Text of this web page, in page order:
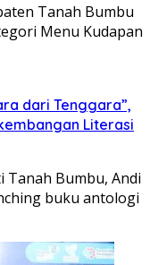
Tanah Bumbu
Menu Kudapan
dari Tenggara”,
Literasi
Tanah Bumbu, Andi
buku antologi